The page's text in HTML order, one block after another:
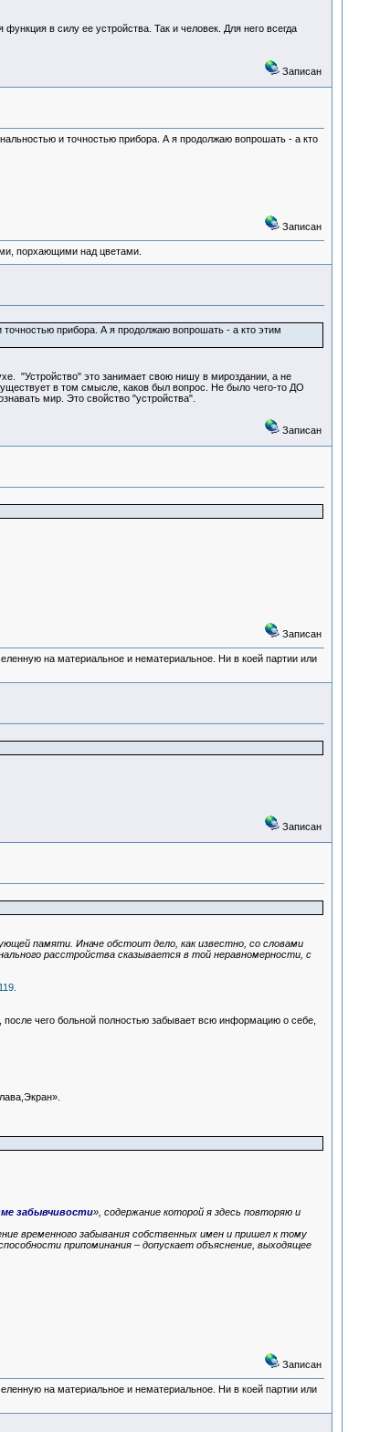
в силу ее устройства. Так и человек. Для него всегда
Записан
и точностью прибора. А я продолжаю вопрошать - а кто
Записан
порхающими над цветами.
прибора. А я продолжаю вопрошать - а кто этим
"Устройство" это занимает свою нишу в мироздании, а не
в том смысле, каков был вопрос. Не было чего-то ДО
мир. Это свойство "устройства".
Записан
Записан
на материальное и нематериальное. Ни в коей партии или
Записан
памяти. Иначе обстоит дело, как известно, со словами
расстройства сказывается в той неравномерности, с
чего больной полностью забывает всю информацию о себе,
забывчивости», содержание которой я здесь повторяю и
временного забывания собственных имен и пришел к тому
припоминания – допускает объяснение, выходящее
Записан
на материальное и нематериальное. Ни в коей партии или